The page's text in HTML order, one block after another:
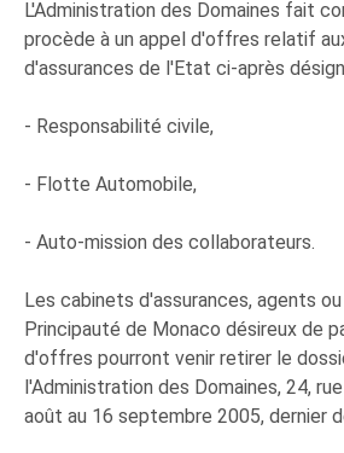
L'Administration des Domaines fait
procède à un appel d'offres relatif
d'assurances de l'Etat ci-après
- Responsabilité civile,
- Flotte Automobile,
- Auto-mission des collaborateurs.
Les cabinets d'assurances, agents
Principauté de Monaco désireux de
d'offres pourront venir retirer le
l'Administration des Domaines, 24,
août au 16 septembre 2005, dernier